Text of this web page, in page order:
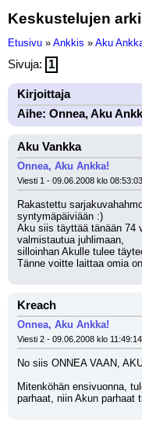
Keskustelujen
Etusivu » Ankkis » Aku
Sivuja: 1
Kirjoittaja
Aihe: Onnea, Aku
Aku Vankka
Onnea, Aku Ankka!
Viesti 1 - 09.06.2008 klo 08:53:03
Rakastettu
syntymäpäiviään :)
Aku siis täyttää tänään 74
valmistautua juhlimaan,
silloinhan Akulle tulee
Tänne voitte laittaa omia
Kreach
Onnea, Aku Ankka!
Viesti 2 - 09.06.2008 klo 11:49:14
No siis ONNEA VAAN,
Mitenköhän ensivuonna,
parhaat, niin Akun parhaat